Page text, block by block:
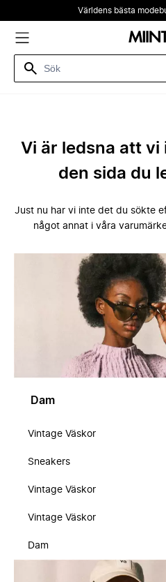
Världens bästa
Vi är ledsna att
den sida du
Just nu har vi inte det du sökte
något annat i våra
Dam
Vintage Väskor
Sneakers
Vintage Väskor
Vintage Väskor
Dam